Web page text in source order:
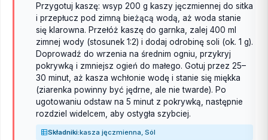
Przygotuj kaszę: wsyp 200 g kaszy jęczmiennej do sitka
i przepłucz pod zimną bieżącą wodą, aż woda stanie
się klarowna. Przełóż kaszę do garnka, zalej 400 ml
zimnej wody (stosunek 1:2) i dodaj odrobinę soli (ok. 1 g).
Doprowadź do wrzenia na średnim ogniu, przykryj
pokrywką i zmniejsz ogień do małego. Gotuj przez 25–
30 minut, aż kasza wchłonie wodę i stanie się miękka
(ziarenka powinny być jędrne, ale nie twarde). Po
ugotowaniu odstaw na 5 minut z pokrywką, następnie
rozdziel widelcem, aby ostygła szybciej.
Składniki:kasza jęczmienna, Sól